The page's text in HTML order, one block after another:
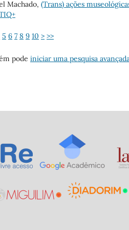
Machado, (Trans) ações
5 6 7 8 9 10 > >>
pode iniciar uma pesquisa